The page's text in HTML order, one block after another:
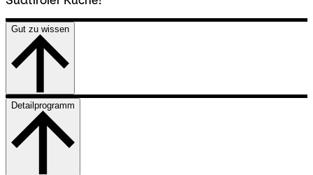
Gut zu wissen
Detailprogramm